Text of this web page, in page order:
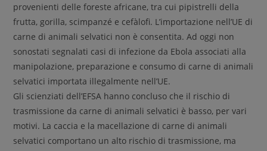
provenienti delle foreste africane, tra cui pipistrelli della
frutta, gorilla, scimpanzé e cefàlofi. L’importazione nell’UE di
carne di animali selvatici non è consentita. Ad oggi non
sonostati segnalati casi di infezione da Ebola associati alla
manipolazione, preparazione e consumo di carne di animali
selvatici importata illegalmente nell’UE.
Gli scienziati dell’EFSA hanno concluso che il rischio di
trasmissione da carne di animali selvatici è basso, per vari
motivi. La caccia e la macellazione di carne di animali
selvatici comportano un alto rischio di trasmissione, ma